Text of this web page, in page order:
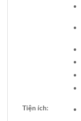
Tiện ích: